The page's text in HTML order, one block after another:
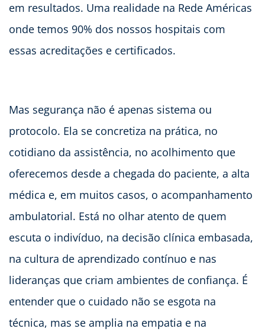
em resultados. Uma realidade na Rede Américas
onde temos 90% dos nossos hospitais com
essas acreditações e certificados.
Mas segurança não é apenas sistema ou
protocolo. Ela se concretiza na prática, no
cotidiano da assistência, no acolhimento que
oferecemos desde a chegada do paciente, a alta
médica e, em muitos casos, o acompanhamento
ambulatorial. Está no olhar atento de quem
escuta o indivíduo, na decisão clínica embasada,
na cultura de aprendizado contínuo e nas
lideranças que criam ambientes de confiança. É
entender que o cuidado não se esgota na
técnica, mas se amplia na empatia e na